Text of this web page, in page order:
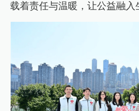
载着责任与温暖，让公益融入